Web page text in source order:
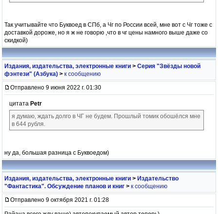
Так учитывайте что Буквоед в СПб, а Чг по России всей, мне вот с Чг тоже с
доставкой дороже, но я ж не говорю ,что в чг цены намного выше даже со
скидкой)
Издания, издательства, электронные книги > Серия "Звёзды новой
фэнтези" (Азбука) > к сообщению
Отправлено 9 июня 2022 г. 01:30
цитата Petr
я думаю, ждать долго в ЧГ не будем. Прошлый томик обошёлся мне
в 644 рубля.
ну да, большая разница с Буквоедом)
Издания, издательства, электронные книги > Издательство
"Фантастика". Обсуждение планов и книг > к сообщению
Отправлено 9 октября 2021 г. 01:28